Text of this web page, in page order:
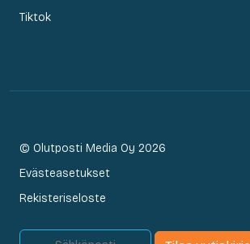
Tiktok
© Olutposti Media Oy 2026
Evästeasetukset
Rekisteriseloste